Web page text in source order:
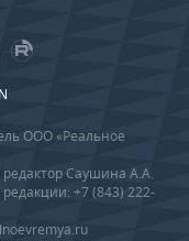
ООО «Реальное
Саушина А.А.
+7 (843) 222-